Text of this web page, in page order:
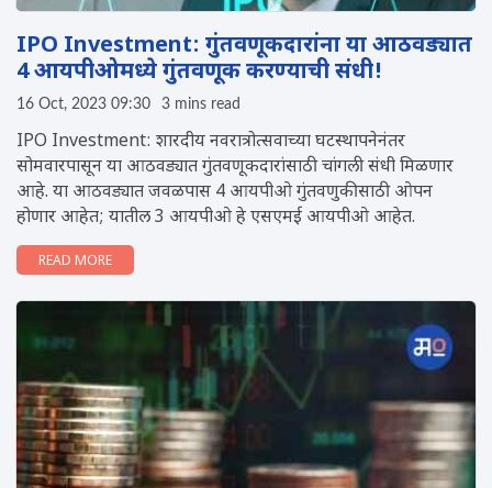
IPO Investment: गुंतवणूकदारांना या आठवड्यात
4 आयपीओमध्ये गुंतवणूक करण्याची संधी!
16 Oct, 2023 09:30 3 mins read
IPO Investment: शारदीय नवरात्रोत्सवाच्या घटस्थापनेनंतर
सोमवारपासून या आठवड्यात गुंतवणूकदारांसाठी चांगली संधी मिळणार
आहे. या आठवड्यात जवळपास 4 आयपीओ गुंतवणुकीसाठी ओपन
होणार आहेत; यातील 3 आयपीओ हे एसएमई आयपीओ आहेत.
READ MORE